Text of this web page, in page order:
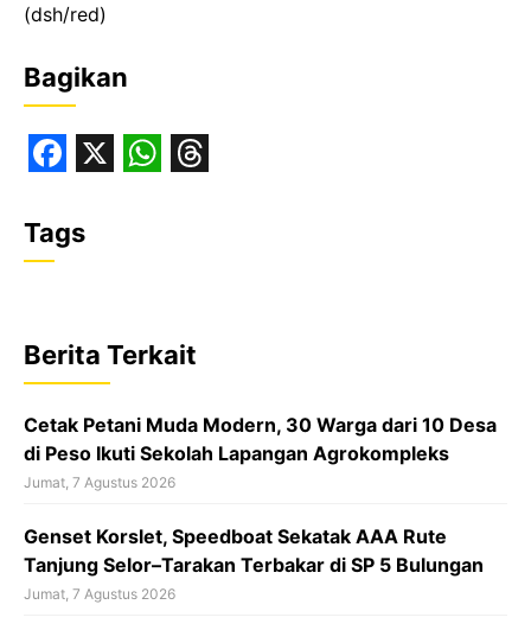
(dsh/red)
Bagikan
a
c
b
o
o
k
s
A
p
p
a
d
s
Tags
Berita Terkait
Cetak Petani Muda Modern, 30 Warga dari 10 Desa
di Peso Ikuti Sekolah Lapangan Agrokompleks
Jumat, 7 Agustus 2026
‎Genset Korslet, Speedboat Sekatak AAA Rute
Tanjung Selor–Tarakan Terbakar di SP 5 Bulungan
Jumat, 7 Agustus 2026